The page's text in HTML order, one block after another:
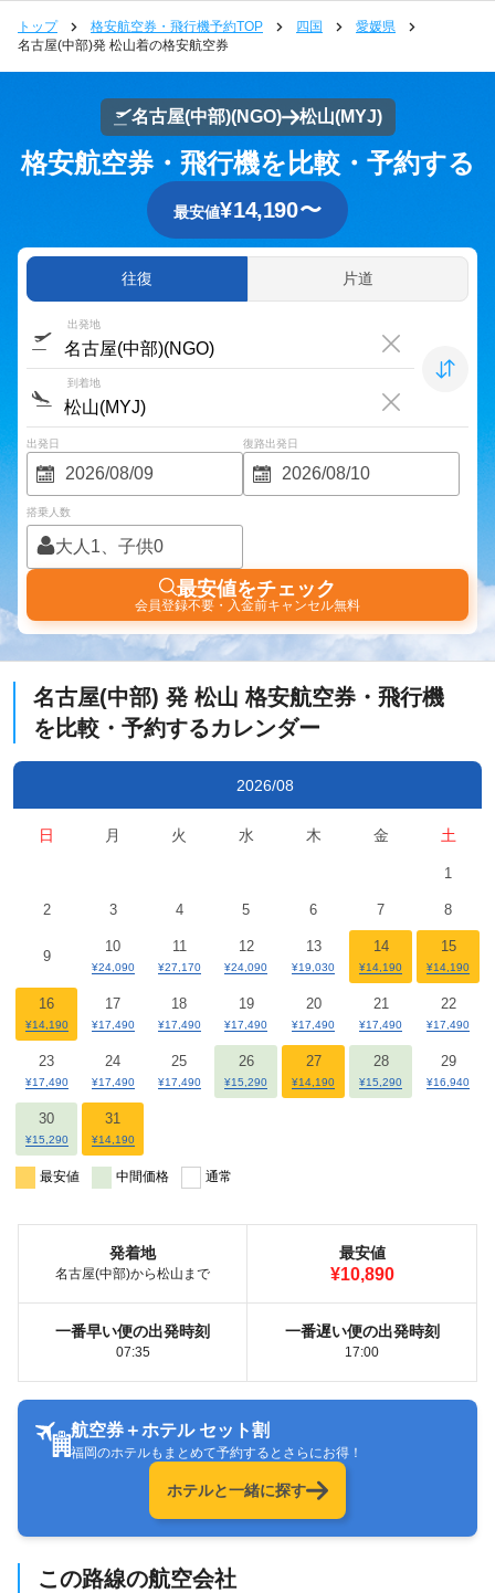
トップ 格安航空券・飛行機予約TOP 四国
愛媛県
名古屋(中部)発 松山着の格安航空券
名古屋(中部)(NGO) 松山(MYJ)
格安航空券・飛行機を比較・予約する
最安値¥14,190〜
往復 片道
出発地
到着地
出発日 復路出発日
搭乗人数
大人1、子供0
最安値をチェック
会員登録不要・入金前キャンセル無料
名古屋(中部) 発 松山格安航空券・飛行機
を比較・予約するカレンダー
2026/08
日 月 火 水 木 金 土
1
2 3 4 5 6 7 8
9
10
¥24,090
11
¥27,170
12
¥24,090
13
¥19,030
14
¥14,190
15
¥14,190
16
¥14,190
17
¥17,490
18
¥17,490
19
¥17,490
20
¥17,490
21
¥17,490
22
¥17,490
23
¥17,490
24
¥17,490
25
¥17,490
26
¥15,290
27
¥14,190
28
¥15,290
29
¥16,940
30
¥15,290
31
¥14,190
最安値 中間価格 通常
発着地
名古屋(中部)から松山まで
最安値
¥10,890
一番早い便の出発時刻
07:35
一番遅い便の出発時刻
17:00
航空券＋ホテル セット割
福岡のホテルもまとめて予約するとさらにお得！
ホテルと一緒に探す
この路線の航空会社